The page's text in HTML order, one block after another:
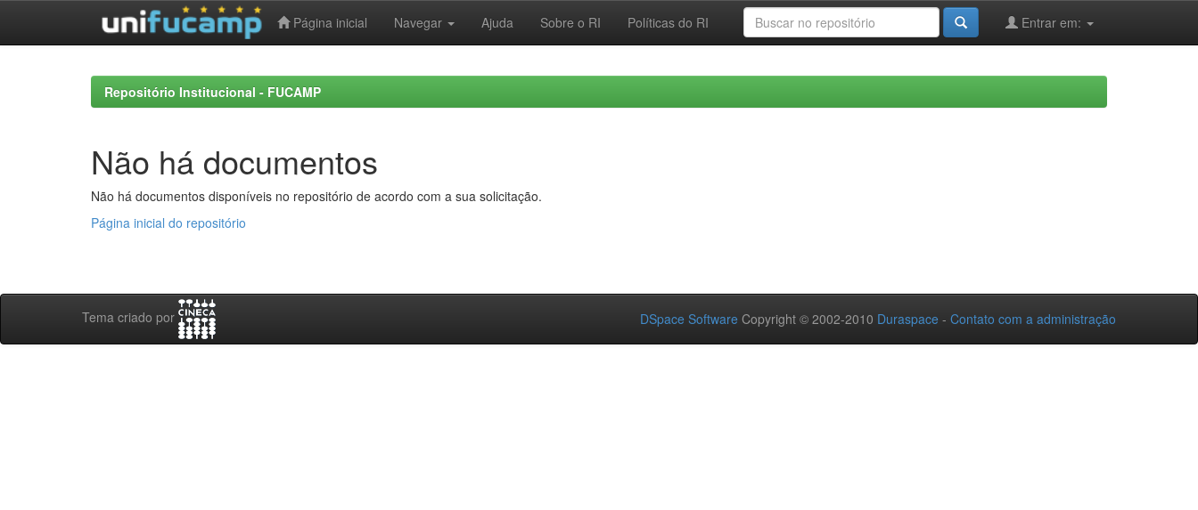
Página inicial Navegar Ajuda Sobre o RI Políticas do RI Entrar em:
Repositório Institucional - FUCAMP
Não há documentos
Não há documentos disponíveis no repositório de acordo com a sua solicitação.
Página inicial do repositório
Tema criado por DSpace Software Copyright © 2002-2010 Duraspace - Contato com a administração